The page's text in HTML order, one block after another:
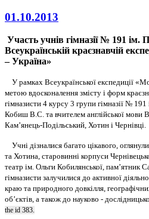
01.10.2013
Участь учнів гімназії № 191 ім.
Всеукраїнській краєзнавчій
– Україна»
У рамках Всеукраїнської експедиції
метою вдосконалення змісту і форм
гімназисти 4 курсу 3 групи гімназії №
Кобиш В.С. та вчителем англійської мови
Кам’янець-Подільський, Хотин і Чернівці.
Учні дізналися багато цікавого,
та Хотина, старовинні корпуси
театр ім. Ольги Кобилянської, пам’ятник
гімназисти залучилися до активної
краю та природного довкілля,
об’єктів, а також до науково -
the id 383.